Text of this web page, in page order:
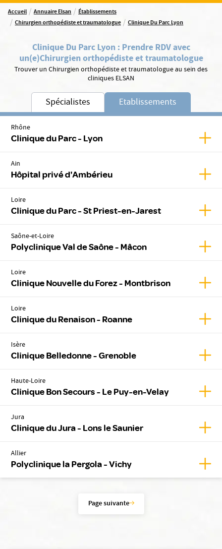
Accueil / Annuaire Elsan / Établissements
/ Chirurgien orthopédiste et traumatologue / Clinique Du Parc Lyon
Clinique Du Parc Lyon: Prendre RDV avec
un(e)Chirurgien orthopédiste et traumatologue
Trouver un Chirurgien orthopédiste et traumatologue au sein des
cliniques ELSAN
Spécialistes Etablissements
Rhône
Clinique du Parc - Lyon
Ain
Hôpital privé d'Ambérieu
Loire
Clinique du Parc - St Priest-en-Jarest
Saône-et-Loire
Polyclinique Val de Saône - Mâcon
Loire
Clinique Nouvelle du Forez - Montbrison
Loire
Clinique du Renaison - Roanne
Isère
Clinique Belledonne - Grenoble
Haute-Loire
Clinique Bon Secours - Le Puy-en-Velay
Jura
Clinique du Jura - Lons le Saunier
Allier
Polyclinique la Pergola - Vichy
Page suivante